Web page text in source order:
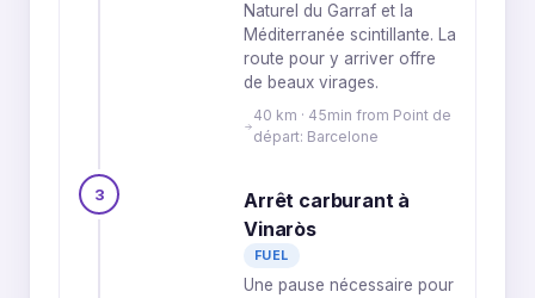
Naturel du Garraf et la
Méditerranée scintillante. La
route pour y arriver offre
de beaux virages.
40 km · 45min from Point de
départ: Barcelone
3
Arrêt carburant à
Vinaròs
FUEL
Une pause nécessaire pour